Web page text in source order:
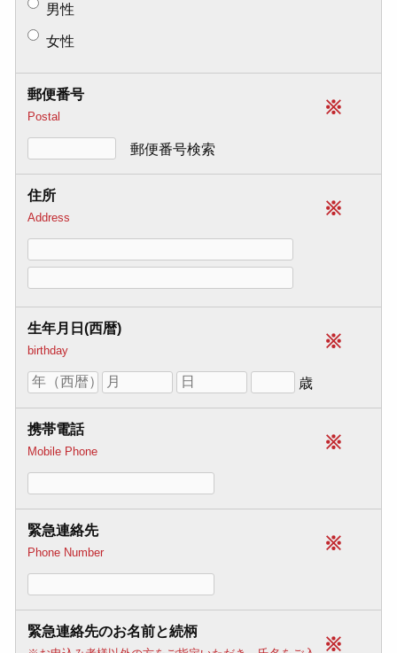
男性
女性
※
郵便番号
Postal
郵便番号検索
※
住所
Address
※
生年月日(西暦)
birthday
歳
※
携帯電話
Mobile Phone
※
緊急連絡先
Phone Number
※
緊急連絡先のお名前と続柄